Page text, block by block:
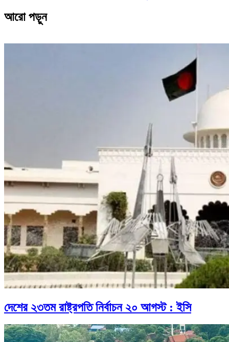
আরো পড়ুন
দেশের ২৩তম রাষ্ট্রপতি নির্বাচন ২০ আগস্ট : ইসি